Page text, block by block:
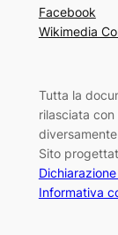
Facebook
Wikimedia
Tutta la
rilasciata
Sito
Informativa